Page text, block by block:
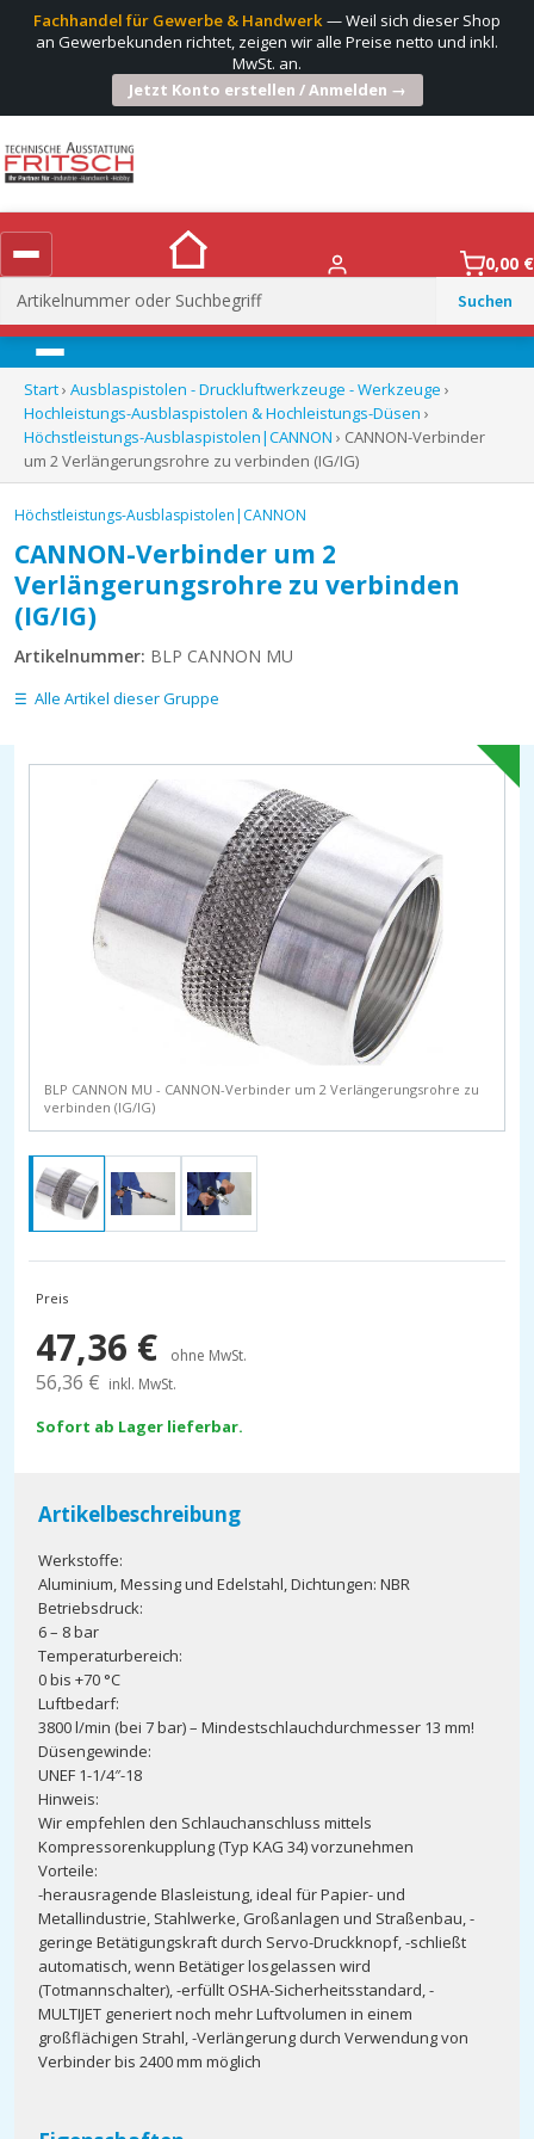
Fachhandel für Gewerbe & Handwerk— Weil sich dieser Shop
an Gewerbekunden richtet, zeigen wir alle Preise netto und inkl.
MwSt. an.
Jetzt Konto erstellen / Anmelden →
Suchen
nach:
0,00 €
Menü
Start› Ausblaspistolen - Druckluftwerkzeuge - Werkzeuge ›
Hochleistungs-Ausblaspistolen & Hochleistungs-Düsen ›
Höchstleistungs-Ausblaspistolen|CANNON › CANNON-Verbinder
um 2 Verlängerungsrohre zu verbinden (IG/IG)
Höchstleistungs-Ausblaspistolen|CANNON
CANNON-Verbinder um 2
Verlängerungsrohre zu verbinden
(IG/IG)
Artikelnummer: BLP CANNON MU
Alle Artikel dieser Gruppe
BLP CANNON MU - CANNON-Verbinder um 2 Verlängerungsrohre zu
verbinden (IG/IG)
Preis
47,36 € ohne MwSt.
56,36 € inkl. MwSt.
Sofort ab Lager lieferbar.
Artikelbeschreibung
Werkstoffe:
Aluminium, Messing und Edelstahl, Dichtungen: NBR
Betriebsdruck:
6 – 8 bar
Temperaturbereich:
0 bis +70 °C
Luftbedarf:
3800 l/min (bei 7 bar) – Mindestschlauchdurchmesser 13 mm!
Düsengewinde:
UNEF 1-1/4″-18
Hinweis:
Wir empfehlen den Schlauchanschluss mittels
Kompressorenkupplung (Typ KAG 34) vorzunehmen
Vorteile:
-herausragende Blasleistung, ideal für Papier- und
Metallindustrie, Stahlwerke, Großanlagen und Straßenbau, -
geringe Betätigungskraft durch Servo-Druckknopf, -schließt
automatisch, wenn Betätiger losgelassen wird
(Totmannschalter), -erfüllt OSHA-Sicherheitsstandard, -
MULTIJET generiert noch mehr Luftvolumen in einem
großflächigen Strahl, -Verlängerung durch Verwendung von
Verbinder bis 2400 mm möglich